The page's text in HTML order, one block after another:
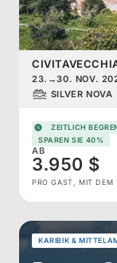
23. →30. NOV.
SILVER NOVA
ZEITLICH
SPAREN SIE 40%
AB
3.950 $
PRO GAST, MIT DEM
KARIBIK &